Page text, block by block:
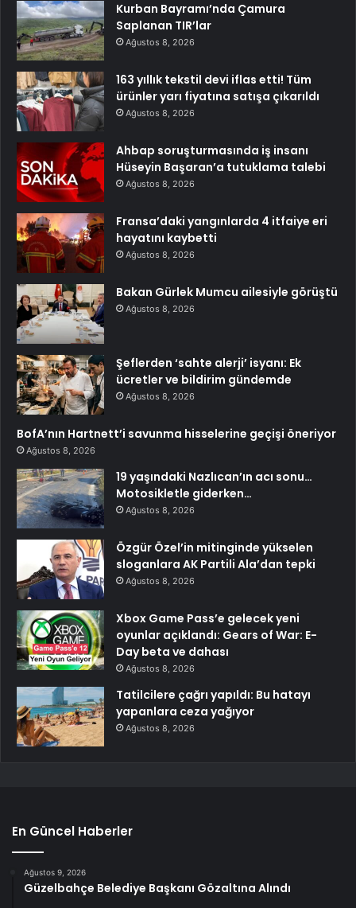
Kurban Bayramı’nda Çamura
Saplanan TIR’lar
Ağustos 8, 2026
163 yıllık tekstil devi iflas etti! Tüm
ürünler yarı fiyatına satışa çıkarıldı
Ağustos 8, 2026
Ahbap soruşturmasında iş insanı
Hüseyin Başaran’a tutuklama talebi
Ağustos 8, 2026
Fransa’daki yangınlarda 4 itfaiye eri
hayatını kaybetti
Ağustos 8, 2026
Bakan Gürlek Mumcu ailesiyle görüştü
Ağustos 8, 2026
Şeflerden ‘sahte alerji’ isyanı: Ek
ücretler ve bildirim gündemde
Ağustos 8, 2026
BofA’nın Hartnett’i savunma hisselerine geçişi öneriyor
Ağustos 8, 2026
19 yaşındaki Nazlıcan’ın acı sonu…
Motosikletle giderken…
Ağustos 8, 2026
Özgür Özel’in mitinginde yükselen
sloganlara AK Partili Ala’dan tepki
Ağustos 8, 2026
Xbox Game Pass’e gelecek yeni
oyunlar açıklandı: Gears of War: E-
Day beta ve dahası
Ağustos 8, 2026
Tatilcilere çağrı yapıldı: Bu hatayı
yapanlara ceza yağıyor
Ağustos 8, 2026
En Güncel Haberler
Ağustos 9, 2026
Güzelbahçe Belediye Başkanı Gözaltına Alındı